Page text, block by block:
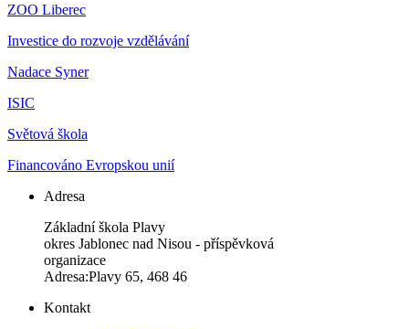
ZOO Liberec
Investice do rozvoje vzdělávání
Nadace Syner
ISIC
Světová škola
Financováno Evropskou unií
Adresa
Základní škola Plavy
okres Jablonec nad Nisou - příspěvková
organizace
Adresa:Plavy 65, 468 46
Kontakt